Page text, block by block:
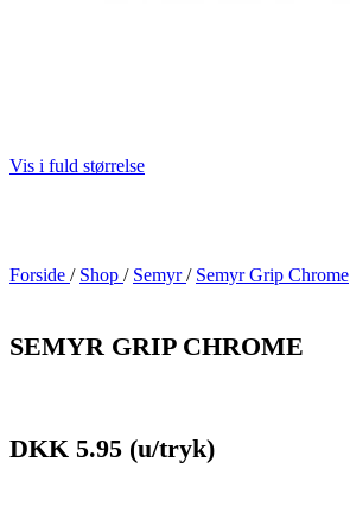
Vis i fuld størrelse
Forside / Shop / Semyr/ Semyr Grip Chrome
SEMYR GRIP CHROME
DKK 5.95 (u/tryk)